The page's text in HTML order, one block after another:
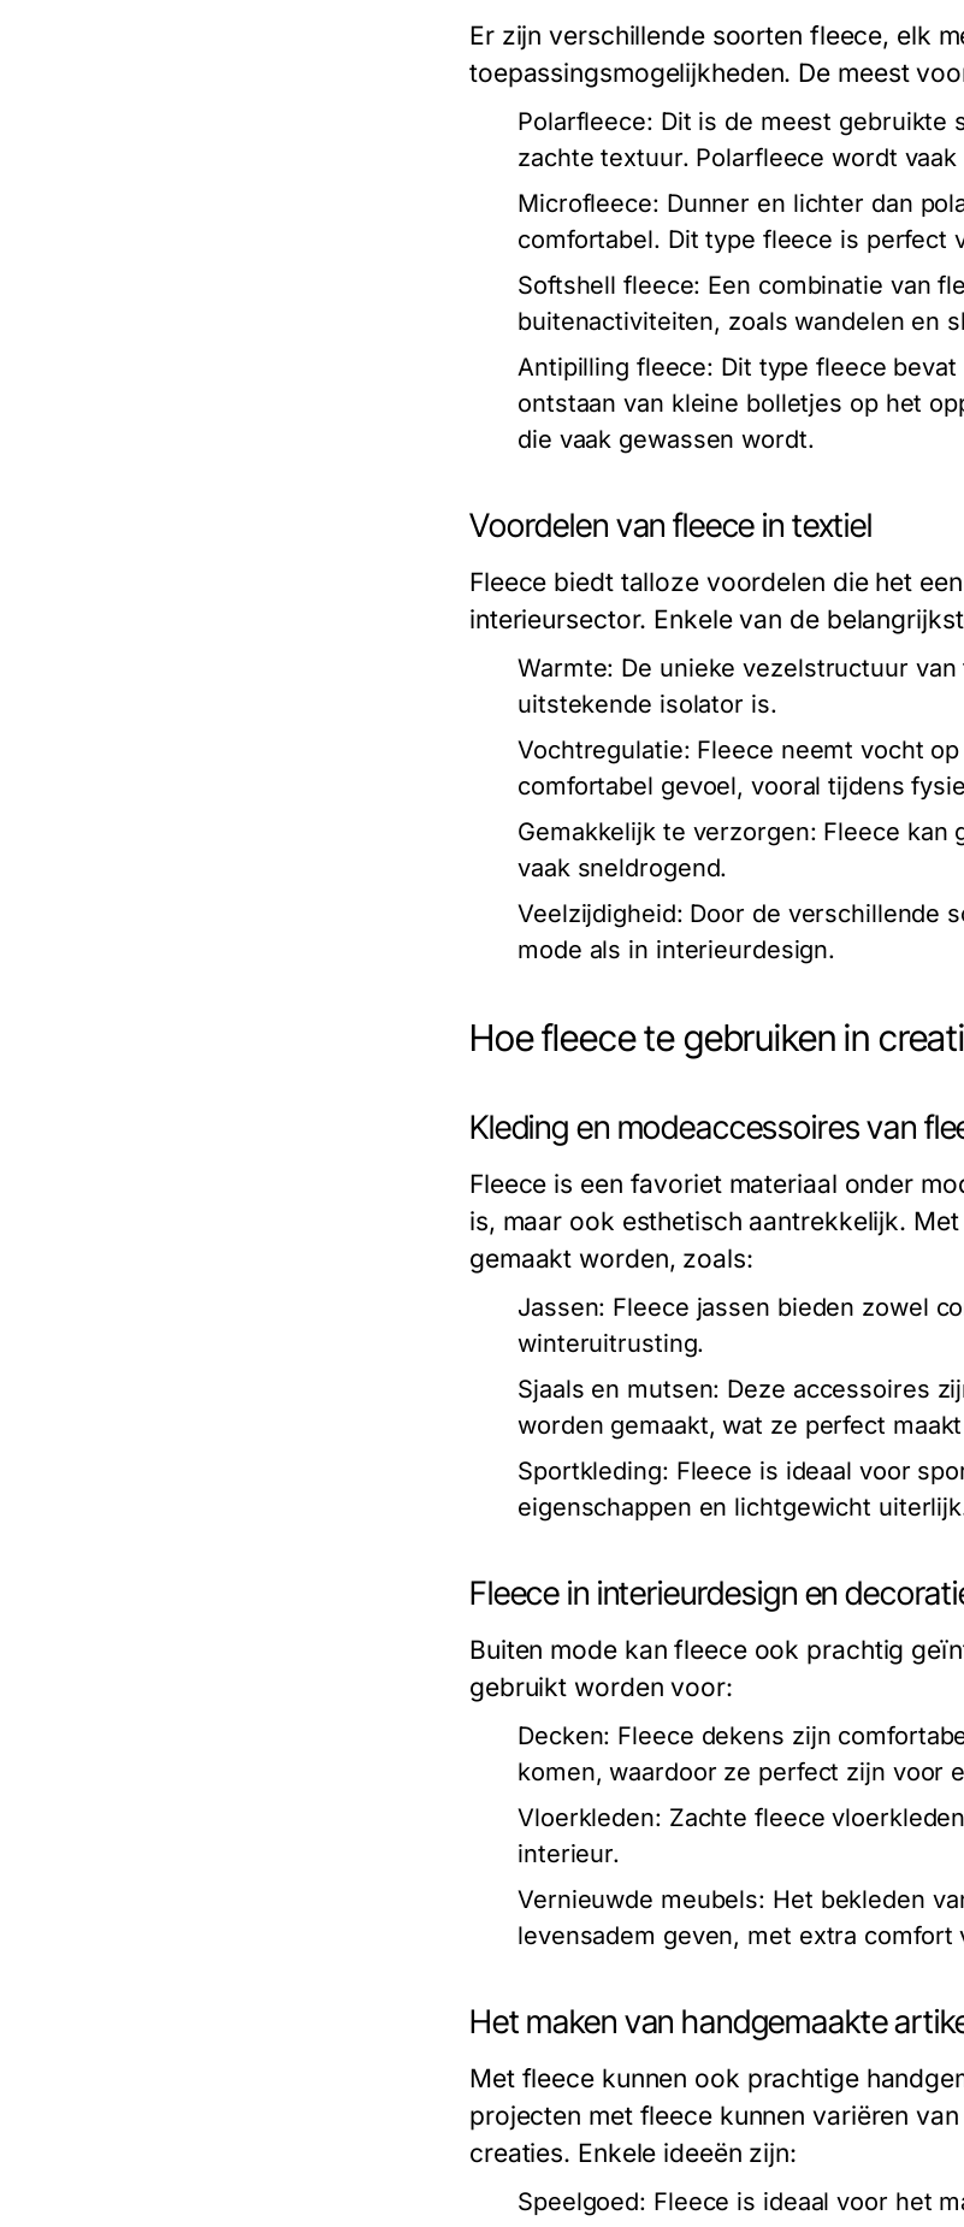
Er zijn verschillende soorten fleece, elk
toepassingsmogelijkheden. De meest
Polarfleece: Dit is de meest gebruikte
zachte textuur. Polarfleece wordt
Microfleece: Dunner en lichter dan
comfortabel. Dit type fleece is perfect
Softshell fleece: Een combinatie van
buitenactiviteiten, zoals wandelen en
Antipilling fleece: Dit type fleece
ontstaan van kleine bolletjes op het
die vaak gewassen wordt.
Voordelen van fleece in textiel
Fleece biedt talloze voordelen die het
interieursector. Enkele van de
Warmte: De unieke vezelstructuur
uitstekende isolator is.
Vochtregulatie: Fleece neemt vocht
comfortabel gevoel, vooral tijdens
Gemakkelijk te verzorgen: Fleece kan
vaak sneldrogend.
Veelzijdigheid: Door de verschillende
mode als in interieurdesign.
Hoe fleece te gebruiken in
Kleding en modeaccessoires van
Fleece is een favoriet materiaal onder
is, maar ook esthetisch aantrekkelijk.
gemaakt worden, zoals:
Jassen: Fleece jassen bieden zowel
winteruitrusting.
Sjaals en mutsen: Deze accessoires
worden gemaakt, wat ze perfect
Sportkleding: Fleece is ideaal voor
eigenschappen en lichtgewicht
Fleece in interieurdesign en
Buiten mode kan fleece ook prachtig
gebruikt worden voor:
Decken: Fleece dekens zijn
komen, waardoor ze perfect zijn voor
Vloerkleden: Zachte fleece
interieur.
Vernieuwde meubels: Het bekleden
levensadem geven, met extra comfort
Het maken van handgemaakte
Met fleece kunnen ook prachtige
projecten met fleece kunnen variëren
creaties. Enkele ideeën zijn:
Speelgoed: Fleece is ideaal voor het